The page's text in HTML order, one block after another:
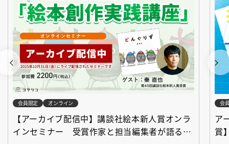
会員限定 オンライン
【アーカイブ配信中】講談社絵本新人賞オンラ
インセミナー 受賞作家と担当編集者が語る
会
ア
賞